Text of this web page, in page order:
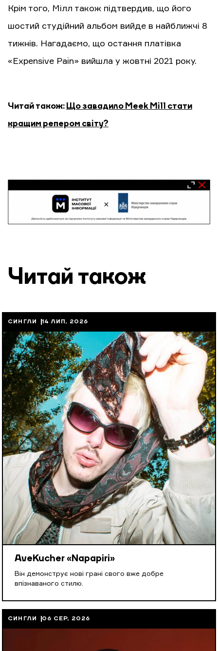
Крім того, Мілл також підтвердив, що його
шостий студійний альбом вийде в найближчі 8
тижнів. Нагадаємо, що остання платівка
«Expensive Pain» вийшла у жовтні 2021 року.
Читай також: Що завадило Meek Mill стати
кращим репером світу?
Читай також
СИНГЛИ 14 ЛИП, 2026
AveKucher «Napapiri»
Він демонструє нові грані свого вже добре
впізнаваного стилю.
СИНГЛИ 06 СЕР, 2026